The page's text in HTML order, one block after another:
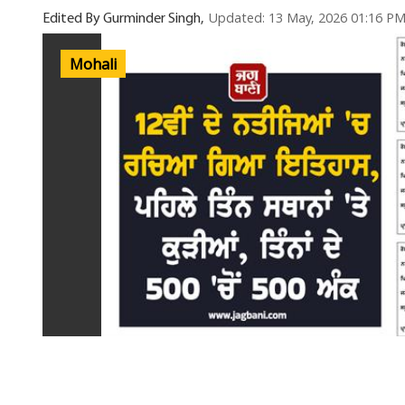
Edited By Gurminder Singh, Updated: 13 May, 2026 01:16 PM
Mohali